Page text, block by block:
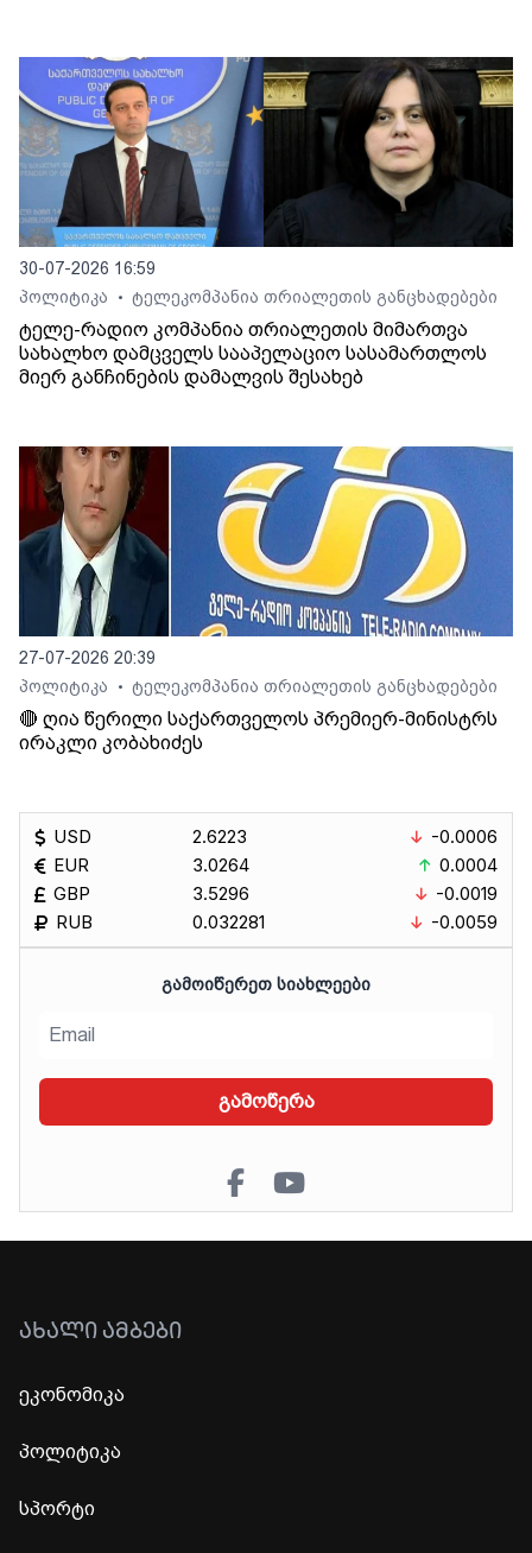
30-07-2026 16:59
პოლიტიკა
• ტელეკომპანია თრიალეთის განცხადებები
ტელე-რადიო კომპანია თრიალეთის მიმართვა
სახალხო დამცველს სააპელაციო სასამართლოს
მიერ განჩინების დამალვის შესახებ
27-07-2026 20:39
პოლიტიკა
• ტელეკომპანია თრიალეთის განცხადებები
🔴 ღია წერილი საქართველოს პრემიერ-მინისტრს
ირაკლი კობახიძეს
USD
EUR
GBP
RUB
2.6223
3.0264
3.5296
0.032281
-0.0006
0.0004
-0.0019
-0.0059
ᲒᲐᲛᲝᲘᲬᲔᲠᲔᲗ ᲡᲘᲐᲮᲚᲔᲔᲑᲘ
გამოწერა
ᲐᲮᲐᲚᲘ ᲐᲛᲑᲔᲑᲘ
ეკონომიკა
პოლიტიკა
სპორტი